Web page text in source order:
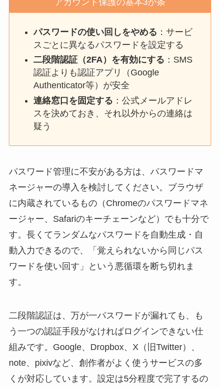
パスワードの使い回しをやめる ：サービ
スごとに異なるパスワードを設定する
二段階認証（2FA）を有効にする ：SMS
認証よりも認証アプリ（Google
Authenticator等）が安全
連絡窓口を固定する ：公式メールアドレ
スを決めておき、それ以外からの連絡は
疑う
パスワード管理に不安がある方は、パスワードマ
ネージャーの導入を検討してください。ブラウザ
に内蔵されているもの（Chromeのパスワードマネ
ージャー、Safariのキーチェーンなど）でも十分で
す。長くてランダムなパスワードを自動生成・自
動入力できるので、「覚えられないから同じパス
ワードを使い回す」という悪循環を断ち切れま
す。
二段階認証は、万が一パスワードが漏れても、も
う一つの認証手段がなければログインできない仕
組みです。Google、Dropbox、X（旧Twitter）、
note、pixivなど、創作者がよく使うサービスの多
くが対応しています。設定は5分程度で完了するの